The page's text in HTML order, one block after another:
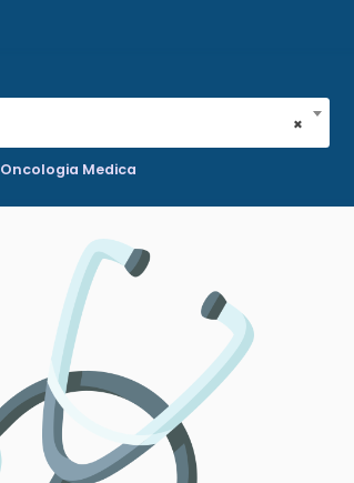
×
Oncologia Medica